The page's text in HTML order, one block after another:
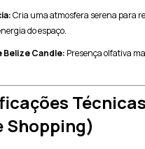
Cria uma atmosfera serena para
do espaço.
Belize Candle: Presença olfativa
Shopping)